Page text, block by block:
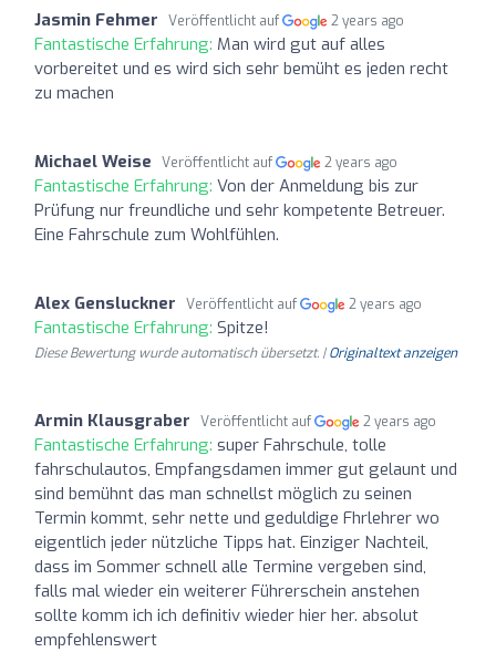
Jasmin Fehmer Veröffentlicht auf 2 years ago
Fantastische Erfahrung: Man wird gut auf alles
vorbereitet und es wird sich sehr bemüht es jeden recht
zu machen
Michael Weise Veröffentlicht auf 2 years ago
Fantastische Erfahrung: Von der Anmeldung bis zur
Prüfung nur freundliche und sehr kompetente Betreuer.
Eine Fahrschule zum Wohlfühlen.
Alex Gensluckner Veröffentlicht auf 2 years ago
Fantastische Erfahrung: Spitze!
Diese Bewertung wurde automatisch übersetzt. |Originaltext anzeigen
Armin Klausgraber Veröffentlicht auf 2 years ago
Fantastische Erfahrung: super Fahrschule, tolle
fahrschulautos, Empfangsdamen immer gut gelaunt und
sind bemühnt das man schnellst möglich zu seinen
Termin kommt, sehr nette und geduldige Fhrlehrer wo
eigentlich jeder nützliche Tipps hat. Einziger Nachteil,
dass im Sommer schnell alle Termine vergeben sind,
falls mal wieder ein weiterer Führerschein anstehen
sollte komm ich ich definitiv wieder hier her. absolut
empfehlenswert